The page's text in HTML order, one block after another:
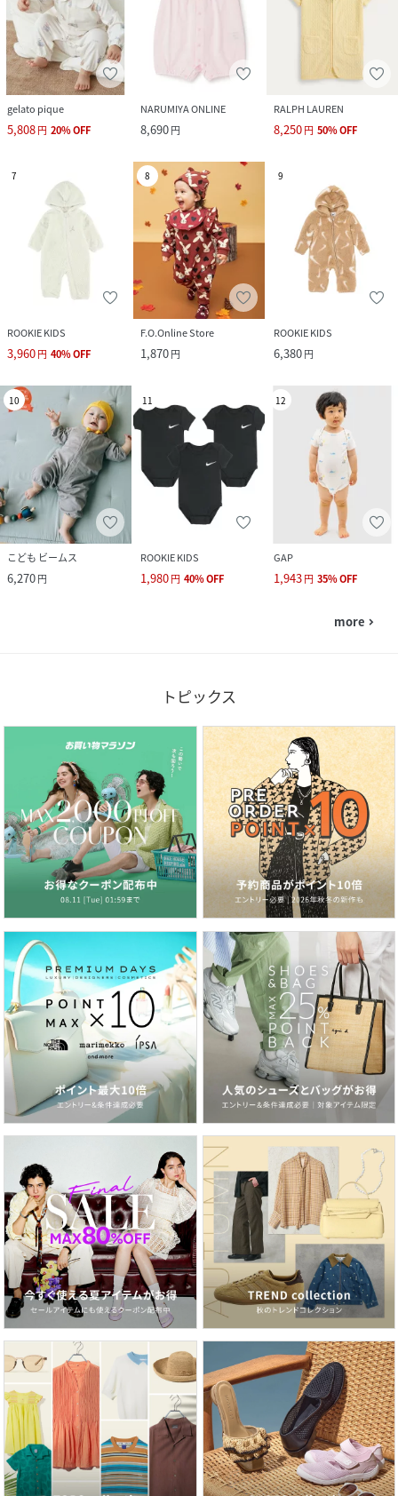
gelato pique
5,808円 20%OFF
NARUMIYA ONLINE
8,690円
RALPH LAUREN
8,250円 50%OFF
7
ROOKIE KIDS
3,960円 40%OFF
8
F.O.Online Store
1,870円
9
ROOKIE KIDS
6,380円
10
こども ビームス
6,270円
11
ROOKIE KIDS
1,980円 40%OFF
12
GAP
1,943円 35%OFF
more navigate_next
トピックス